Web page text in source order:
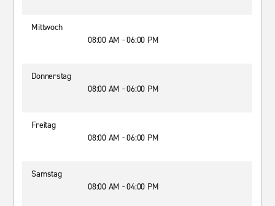
Mittwoch
08:00 AM - 06:00 PM
Donnerstag
08:00 AM - 06:00 PM
Freitag
08:00 AM - 06:00 PM
Samstag
08:00 AM - 04:00 PM